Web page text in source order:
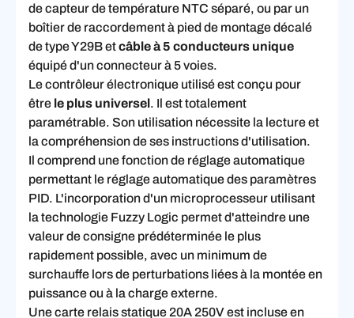
de capteur de température NTC séparé, ou par un
boîtier de raccordement à pied de montage décalé
de type Y29B etcâble à 5 conducteurs unique
équipé d'un connecteur à 5 voies.
Le contrôleur électronique utilisé est conçu pour
être le plus universel. Il est totalement
paramétrable. Son utilisation nécessite la lecture et
la compréhension de ses instructions d'utilisation.
Il comprend une fonction de réglage automatique
permettant le réglage automatique des paramètres
PID. L'incorporation d'un microprocesseur utilisant
la technologie Fuzzy Logic permet d'atteindre une
valeur de consigne prédéterminée le plus
rapidement possible, avec un minimum de
surchauffe lors de perturbations liées à la montée en
puissance ou à la charge externe.
Une carte relais statique 20A 250V est incluse en